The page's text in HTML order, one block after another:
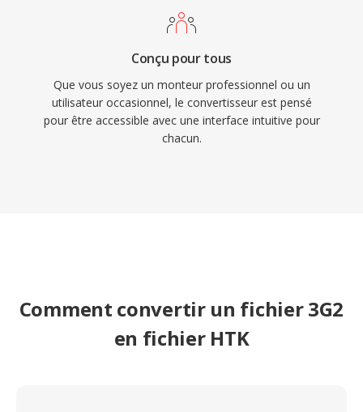
Conçu pour tous
Que vous soyez un monteur professionnel ou un
utilisateur occasionnel, le convertisseur est pensé
pour être accessible avec une interface intuitive pour
chacun.
Comment convertir un fichier 3G2
en fichier HTK